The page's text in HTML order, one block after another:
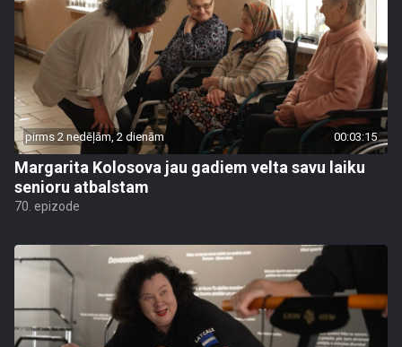
pirms 2 nedēļām, 2 dienām 00:03:15
Margarita Kolosova jau gadiem velta savu laiku
senioru atbalstam
70. epizode